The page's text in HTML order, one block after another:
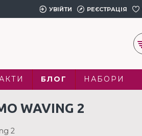
УВІЙТИ РЕЄСТРАЦІЯ
БЛОГ НАБОРИ
2
WAVING 2